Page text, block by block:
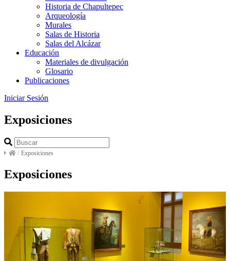
Historia de Chapultepec
Arqueología
Murales
Salas de Historia
Salas del Alcázar
Educación
Materiales de divulgación
Glosario
Publicaciones
Iniciar Sesión
Exposiciones
/ Exposiciones
Exposiciones